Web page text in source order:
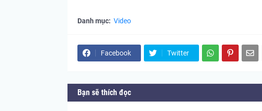
Danh mục: Video
Facebook Twitter
Bạn sẽ thích đọc